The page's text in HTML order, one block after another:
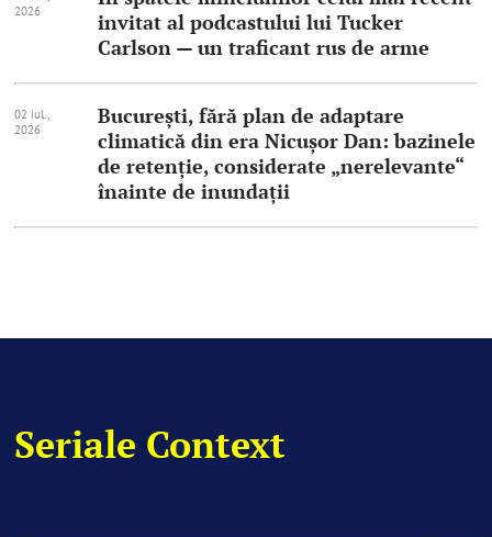
2026
invitat al podcastului lui Tucker
Carlson — un traficant rus de arme
02 iul.,
2026
București, fără plan de adaptare
climatică din era Nicușor Dan: bazinele
de retenție, considerate „nerelevante“
înainte de inundații
Seriale Context